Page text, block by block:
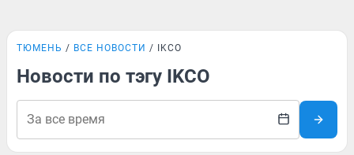
ТЮМЕНЬ ВСЕ НОВОСТИ IKCO
Новости по тэгу IKCO